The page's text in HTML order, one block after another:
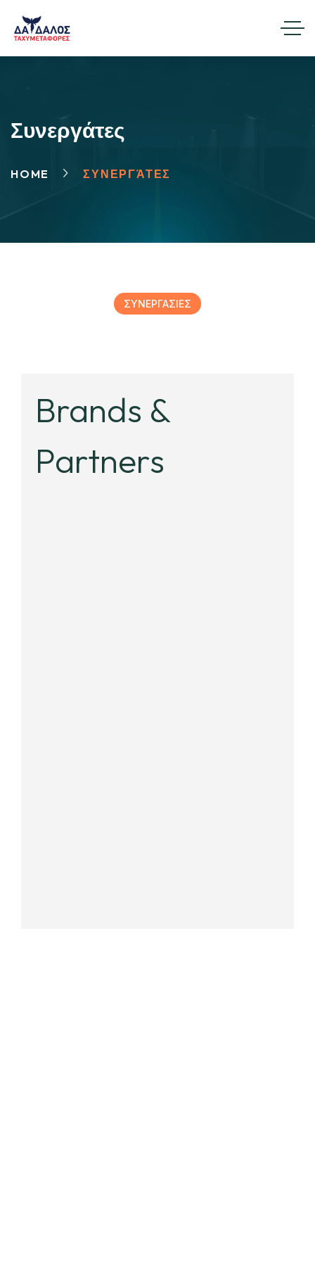
Συνεργάτες
HOME ΣΥΝΕΡΓΆΤΕΣ
ΣΥΝΕΡΓΑΣΙΕΣ
Brands &
Partners